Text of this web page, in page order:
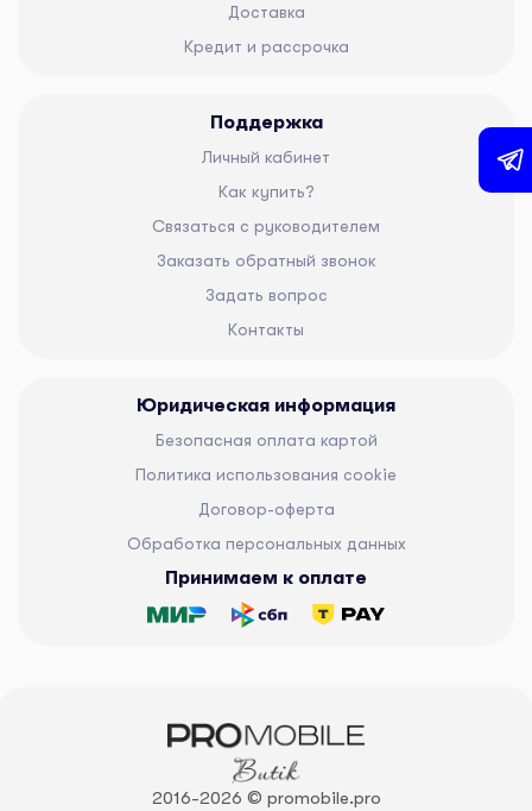
Доставка
Кредит и рассрочка
Поддержка
Личный кабинет
Как купить?
Связаться с руководителем
Заказать обратный звонок
Задать вопрос
Контакты
Юридическая информация
Безопасная оплата картой
Политика использования cookie
Договор-оферта
Обработка персональных данных
Принимаем к оплате
2016-2026 © promobile.pro